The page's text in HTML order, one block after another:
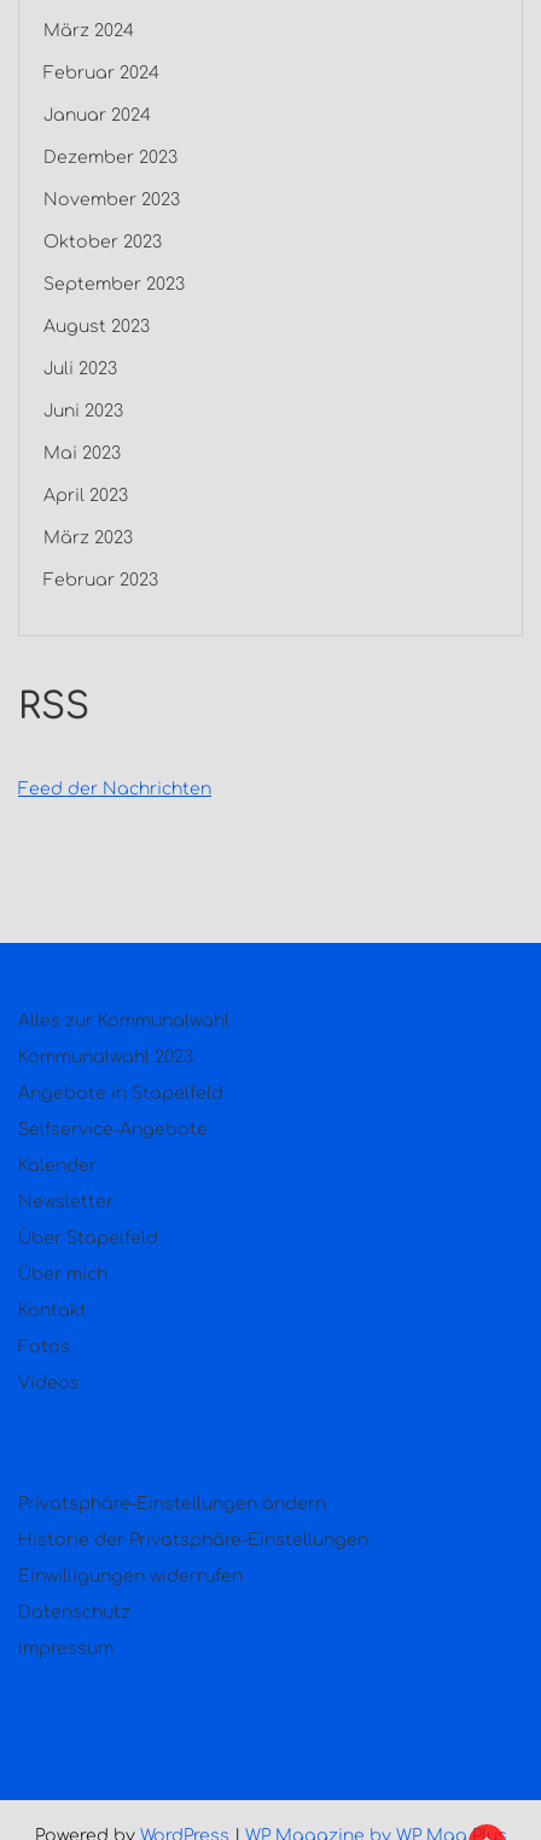
März 2024
Februar 2024
Januar 2024
Dezember 2023
November 2023
Oktober 2023
September 2023
August 2023
Juli 2023
Juni 2023
Mai 2023
April 2023
März 2023
Februar 2023
RSS
Feed der Nachrichten
Alles zur Kommunalwahl
Kommunalwahl 2023
Angebote in Stapelfeld
Selfservice-Angebote
Kalender
Newsletter
Über Stapelfeld
Über mich
Kontakt
Fotos
Videos
Privatsphäre-Einstellungen ändern
Historie der Privatsphäre-Einstellungen
Einwilligungen widerrufen
Datenschutz
Impressum
Powered by WordPress WP Magazine by WP Mag Plus